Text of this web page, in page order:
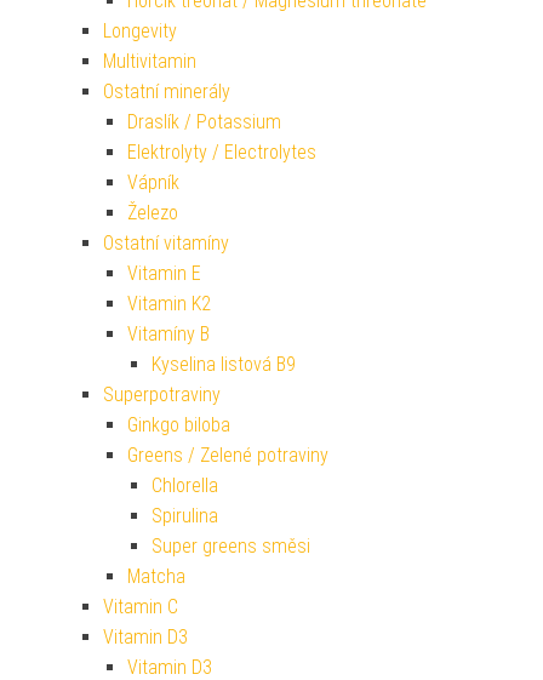
Longevity
Multivitamin
Ostatní minerály
Draslík / Potassium
Elektrolyty / Electrolytes
Vápník
Železo
Ostatní vitamíny
Vitamin E
Vitamin K2
Vitamíny B
Kyselina listová B9
Superpotraviny
Ginkgo biloba
Greens / Zelené potraviny
Chlorella
Spirulina
Super greens směsi
Matcha
Vitamin C
Vitamin D3
Vitamin D3